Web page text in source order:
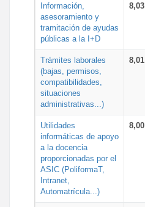
Información,
asesoramiento y
tramitación de ayudas
públicas a la I+D
8,03
Trámites laborales
(bajas, permisos,
compatibilidades,
situaciones
administrativas...)
8,01
Utilidades
informáticas de apoyo
a la docencia
proporcionadas por el
ASIC (PoliformaT,
Intranet,
Automatrícula...)
8,00